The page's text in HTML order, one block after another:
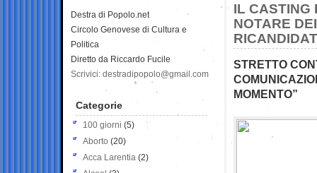
IL CASTING
NOTARE
STRETTO
MOMENTO”
Destra di Popolo.net
Circolo Genovese di Cultura e
Politica
Diretto da Riccardo Fucile
Scrivici: destradipopolo@gmail.com
Categorie
100 giorni (5)
Aborto (20)
Acca Larentia (2)